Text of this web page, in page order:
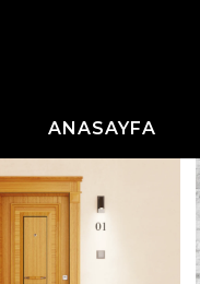
ANASAYFA